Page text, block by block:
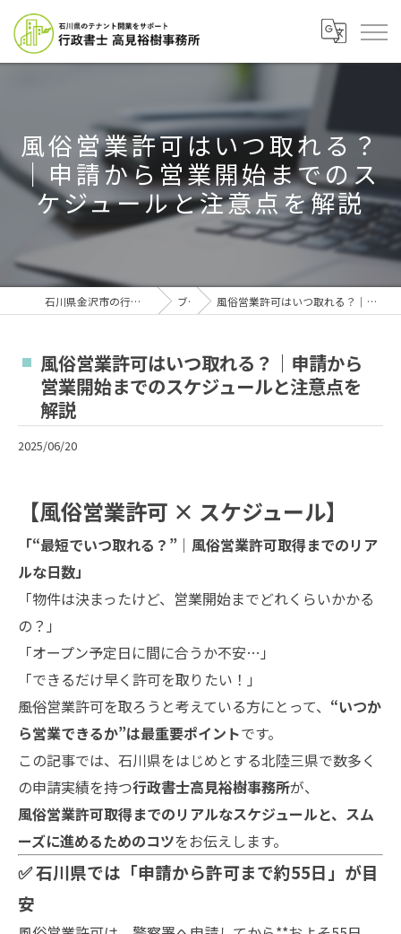
風俗営業許可はいつ取れる？
｜申請から営業開始までのス
ケジュールと注意点を解説
石川県金沢市の行政書士なら行政書士高見裕樹事務所 ブログ 風俗営業許可はいつ取れる？｜申請から営業開始までのスケジュールと注意点を解説
風俗営業許可はいつ取れる？｜申請から
営業開始までのスケジュールと注意点を
解説
2025/06/20
【風俗営業許可 × スケジュール】
「“最短でいつ取れる？”｜風俗営業許可取得までのリア
ルな日数」
「物件は決まったけど、営業開始までどれくらいかかる
の？」
「オープン予定日に間に合うか不安…」
「できるだけ早く許可を取りたい！」
――風俗営業許可を取ろうと考えている方にとって、 “いつか
ら営業できるか”は最重要ポイントです。
この記事では、石川県をはじめとする北陸三県で数多く
の申請実績を持つ行政書士高見裕樹事務所が、
風俗営業許可取得までのリアルなスケジュールと、スム
ーズに進めるためのコツをお伝えします。
✅ 石川県では「申請から許可まで約55日」が目
安